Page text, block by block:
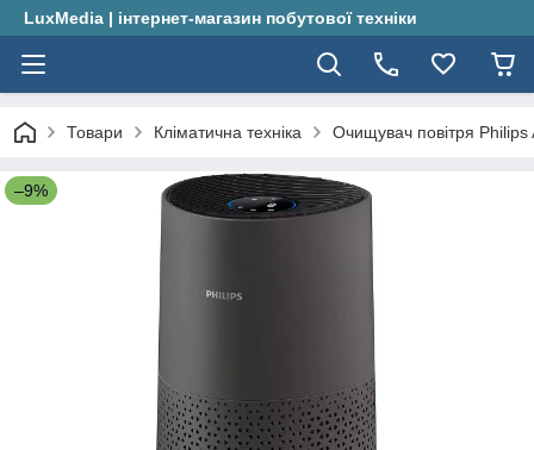
LuxMedia | інтернет-магазин побутової техніки
Товари Кліматична техніка Очищувач повітря Philips
–9%